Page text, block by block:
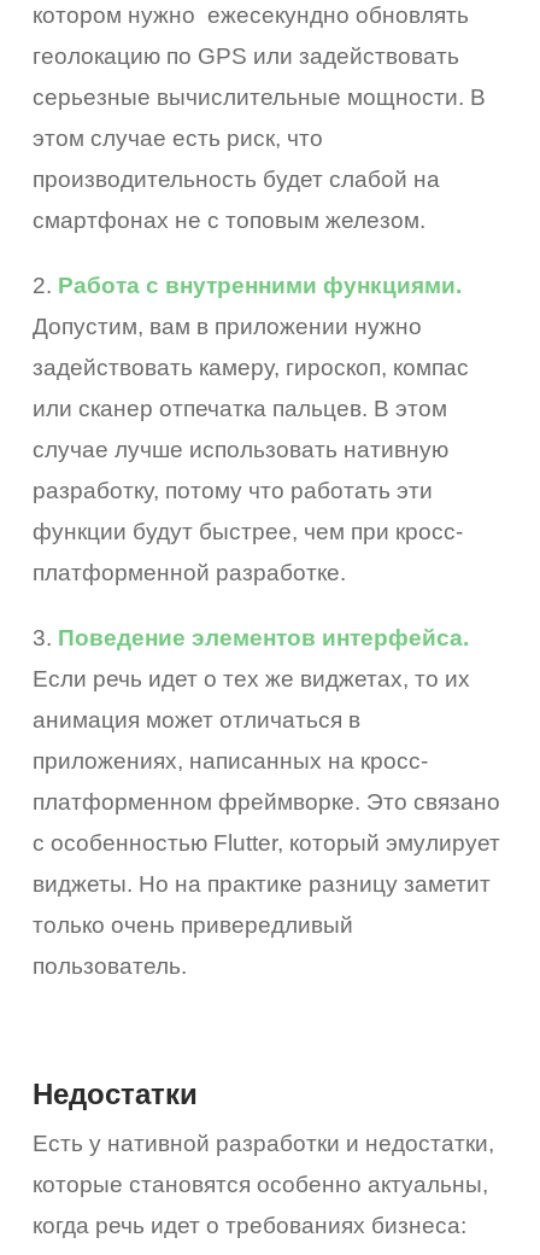
котором нужно ежесекундно обновлять
геолокацию по GPS или задействовать
серьезные вычислительные мощности. В
этом случае есть риск, что
производительность будет слабой на
смартфонах не с топовым железом.
2. Работа с внутренними функциями.
Допустим, вам в приложении нужно
задействовать камеру, гироскоп, компас
или сканер отпечатка пальцев. В этом
случае лучше использовать нативную
разработку, потому что работать эти
функции будут быстрее, чем при кросс-
платформенной разработке.
3. Поведение элементов интерфейса.
Если речь идет о тех же виджетах, то их
анимация может отличаться в
приложениях, написанных на кросс-
платформенном фреймворке. Это связано
с особенностью Flutter, который эмулирует
виджеты. Но на практике разницу заметит
только очень привередливый
пользователь.
Недостатки
Есть у нативной разработки и недостатки,
которые становятся особенно актуальны,
когда речь идет о требованиях бизнеса: